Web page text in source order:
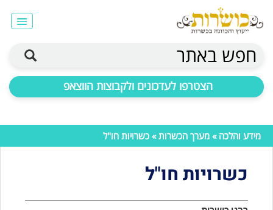
חפש באתר
הצטרפו לעדכונים ולקבוצות הווצאפ
מידע והלכה » מערך הכשרות» כשרויות חו"ל
כשרויות חו"ל